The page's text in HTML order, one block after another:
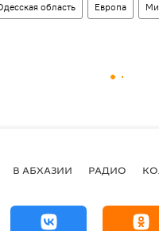
область Европа
В АБХАЗИИ РАДИО